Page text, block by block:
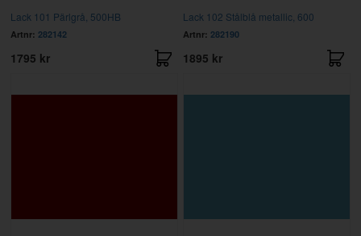
Lack 101 Pärlgrå, 500HB
Artnr: 282142
1795 kr
Lack 102 Stålblå metallic, 600
Artnr: 282190
1895 kr